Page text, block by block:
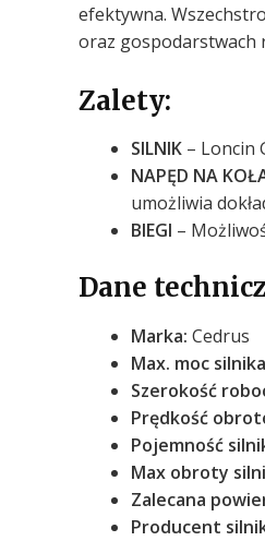
efektywna.
oraz gospodarstwach
Zalety:
SILNIK – Loncin
NAPĘD NA
umożliwia
BIEGI –
Dane
Marka: Cedrus
Max. moc silnika
Szerokość
Prędkość
Pojemność
Max obroty
Zalecana
Producent